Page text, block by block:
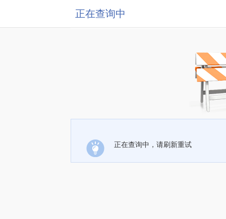
正在查询中
正在查询中，请刷新重试